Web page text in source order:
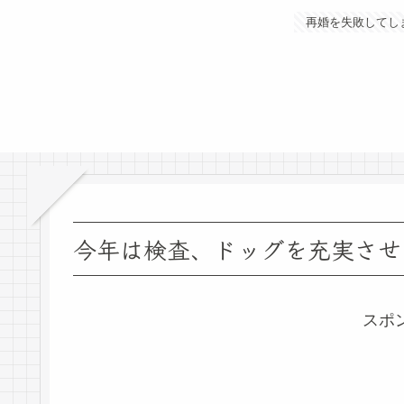
再婚を失敗してし
今年は検査、ドッグを充実さ
スポ